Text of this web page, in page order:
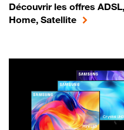
Découvrir les offres
Home, Satellite